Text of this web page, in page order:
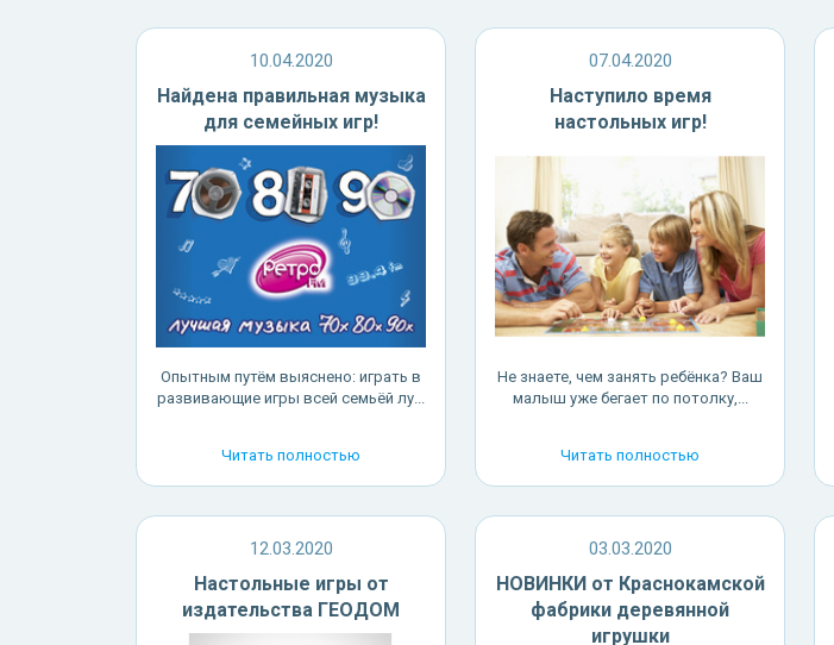
10.04.2020
Найдена правильная музыка
для семейных игр!
Опытным путём выяснено: играть в
развивающие игры всей семьёй лу...
Читать полностью
07.04.2020
Наступило время
настольных игр!
Не знаете, чем занять ребёнка? Ваш
малыш уже бегает по потолку,...
Читать полностью
12.03.2020
Настольные игры от
издательства ГЕОДОМ
03.03.2020
НОВИНКИ от Краснокамской
фабрики деревянной
игрушки